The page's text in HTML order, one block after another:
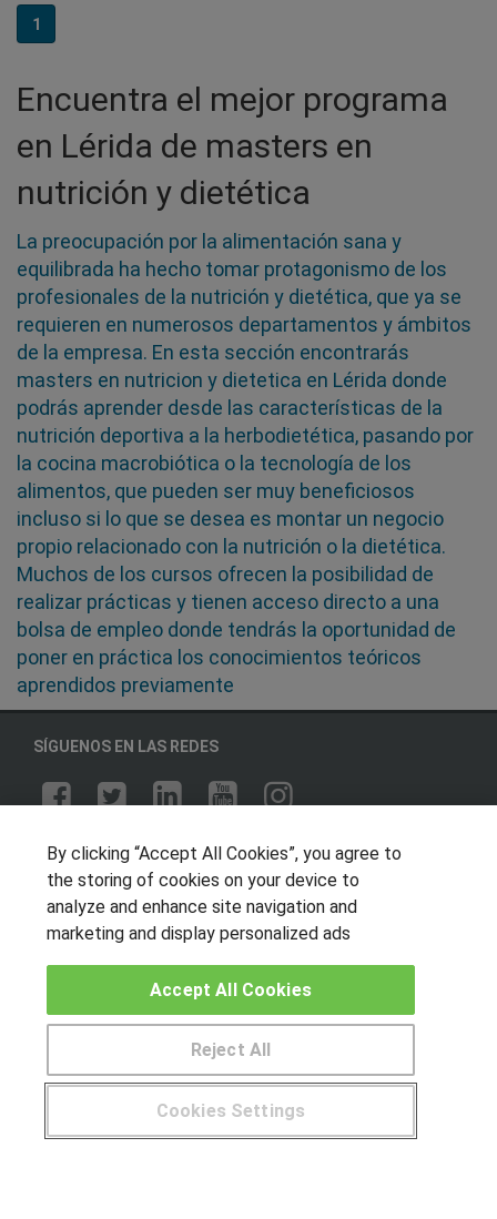
1
Encuentra el mejor programa
en Lérida de masters en
nutrición y dietética
La preocupación por la alimentación sana y
equilibrada ha hecho tomar protagonismo de los
profesionales de la nutrición y dietética, que ya se
requieren en numerosos departamentos y ámbitos
de la empresa. En esta sección encontrarás
masters en nutricion y dietetica en Lérida donde
podrás aprender desde las características de la
nutrición deportiva a la herbodietética, pasando por
la cocina macrobiótica o la tecnología de los
alimentos, que pueden ser muy beneficiosos
incluso si lo que se desea es montar un negocio
propio relacionado con la nutrición o la dietética.
Muchos de los cursos ofrecen la posibilidad de
realizar prácticas y tienen acceso directo a una
bolsa de empleo donde tendrás la oportunidad de
poner en práctica los conocimientos teóricos
aprendidos previamente
SÍGUENOS EN LAS REDES
OTROS GRUPOS DE INTERES
Muro de los idiomas
Hablemos de empleo
CENTROS DE FORMACIÓN
¿Tienes alguna duda? 900 264 357
By clicking “Accept All Cookies”, you agree to
the storing of cookies on your device to
analyze and enhance site navigation and
marketing and display personalized ads
Cookies Settings
Reject All
Accept All Cookies